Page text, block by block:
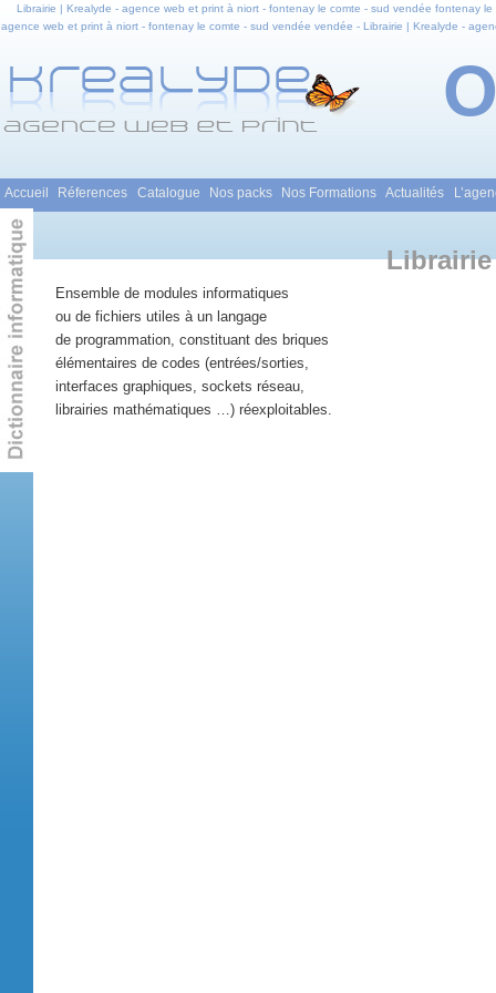
Librairie | Krealyde - agence web et print à niort - fontenay le comte - sud vendée fontenay
agence web et print à niort - fontenay le comte - sud vendée vendée - Librairie | Krealyde -
Menu principal
Aller au contenu principal
Aller au contenu secondaire
Accueil Réferences Catalogue Nos packs Nos Formations Actualités
Librairie
Ensemble de modules informatiques
ou de fichiers utiles à un langage
de programmation, constituant des briques
élémentaires de codes (entrées/sorties,
interfaces graphiques, sockets réseau,
librairies mathématiques …) réexploitables.